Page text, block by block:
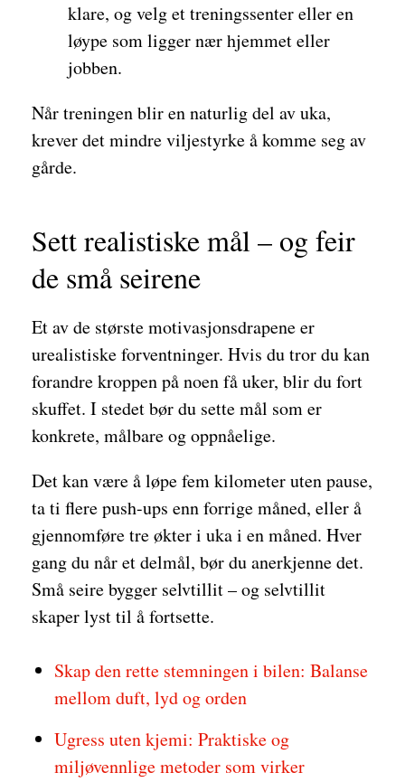
klare, og velg et treningssenter eller en
løype som ligger nær hjemmet eller
jobben.
Når treningen blir en naturlig del av uka,
krever det mindre viljestyrke å komme seg av
gårde.
Sett realistiske mål – og feir
de små seirene
Et av de største motivasjonsdrapene er
urealistiske forventninger. Hvis du tror du kan
forandre kroppen på noen få uker, blir du fort
skuffet. I stedet bør du sette mål som er
konkrete, målbare og oppnåelige.
Det kan være å løpe fem kilometer uten pause,
ta ti flere push-ups enn forrige måned, eller å
gjennomføre tre økter i uka i en måned. Hver
gang du når et delmål, bør du anerkjenne det.
Små seire bygger selvtillit – og selvtillit
skaper lyst til å fortsette.
Skap den rette stemningen i bilen: Balanse
mellom duft, lyd og orden
Ugress uten kjemi: Praktiske og
miljøvennlige metoder som virker